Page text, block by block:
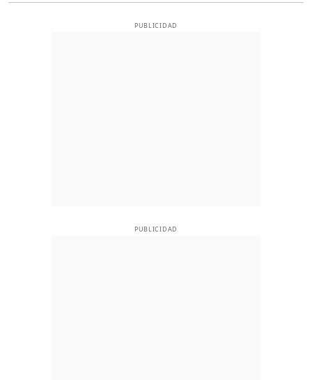
PUBLICIDAD
PUBLICIDAD